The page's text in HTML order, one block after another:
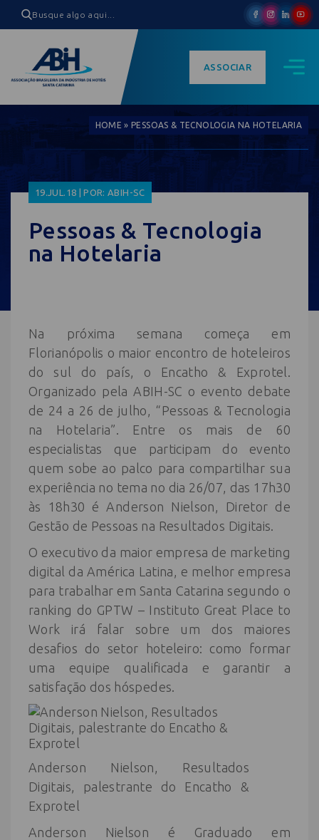
ASSOCIAR
HOME »PESSOAS & TECNOLOGIA NA HOTELARIA
19.JUL.18 | POR: ABIH-SC
Pessoas & Tecnologia
na Hotelaria
Na próxima semana começa em
Florianópolis o maior encontro de hoteleiros
do sul do país, o Encatho & Exprotel.
Organizado pela ABIH-SC o evento debate
de 24 a 26 de julho, “Pessoas & Tecnologia
na Hotelaria”. Entre os mais de 60
especialistas que participam do evento
quem sobe ao palco para compartilhar sua
experiência no tema no dia 26/07, das 17h30
às 18h30 é Anderson Nielson, Diretor de
Gestão de Pessoas na Resultados Digitais.
O executivo da maior empresa de marketing
digital da América Latina, e melhor empresa
para trabalhar em Santa Catarina segundo o
ranking do GPTW – Instituto Great Place to
Work irá falar sobre um dos maiores
desafios do setor hoteleiro: como formar
uma equipe qualificada e garantir a
satisfação dos hóspedes.
Anderson Nielson, Resultados
Digitais, palestrante do Encatho &
Exprotel
Anderson Nielson é Graduado em